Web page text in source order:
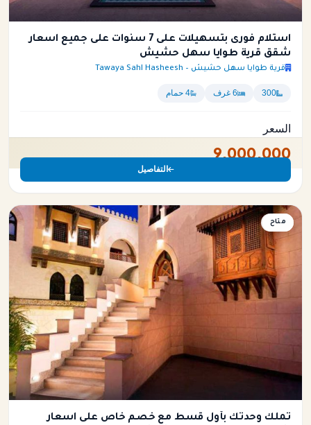
استلام فورى بتسهيلات على 7 سنوات على جميع اسعار
شقق قرية طوايا سهل حشيش
قرية طوايا سهل حشيش – Tawaya Sahl Hasheesh
300 6 غرف 4 حمام
السعر
9,000,000
التفاصيل
شقة
متاح
تملك وحدتك بأول قسط مع خصم خاص على اسعار